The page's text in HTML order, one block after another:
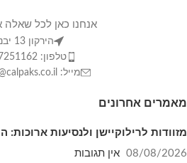
אנחנו כאן לכל שאלה
הירקון 13 יבנה
טלפון: 0737251162
מייל: Service@calpaks.co.il
מאמרים אחרונים
מזוודות לרילוקיישן ולנסיעות ארוכות:
08/08/2026 אין תגובות